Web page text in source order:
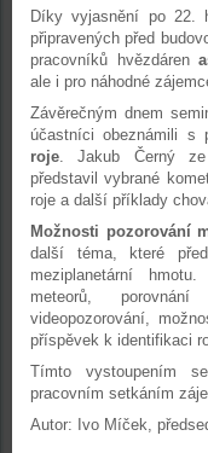
Díky vyjasnění po 22.
připravených před
pracovníků hvězdáren
ale i pro náhodné
Závěrečným dnem
účastníci obeznámili s
roje. Jakub Černý ze
představil vybrané
roje a další příklady
Možnosti pozorování
další téma, které
meziplanetární
meteorů,
videopozorování,
příspěvek k identifikaci
Tímto vystoupením
pracovním setkáním
Autor: Ivo Míček,